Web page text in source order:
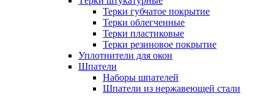
Терки губчатое покрытие
Терки облегченные
Терки пластиковые
Терки резиновое покрытие
Уплотнители для окон
Шпатели
Наборы шпателей
Шпатели из нержавеющей стали